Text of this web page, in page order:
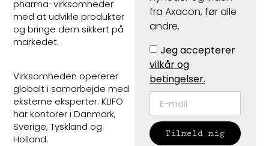
pharma-virksomheder
med at udvikle produkter
og bringe dem sikkert på
markedet.
Virksomheden opererer
globalt i samarbejde med
eksterne eksperter. KLIFO
har kontorer i Danmark,
Sverige, Tyskland og
Holland.
fra Axacon, før alle
andre.
Jeg accepterer
vilkår og
betingelser.
Tilmeld mig